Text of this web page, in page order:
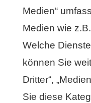
Medien“
Medien wie
Welche
können Sie
Dritter“,
Sie diese